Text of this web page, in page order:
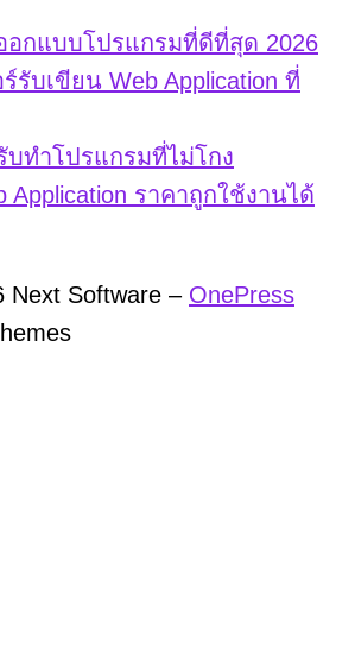
อกแบบโปรแกรมที่ดีที่สุด 2026
รับเขียน Web Application ที่
บทำโปรแกรมที่ไม่โกง
Application ราคาถูกใช้งานได้
Next Software – OnePress